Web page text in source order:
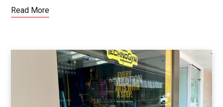
Read More